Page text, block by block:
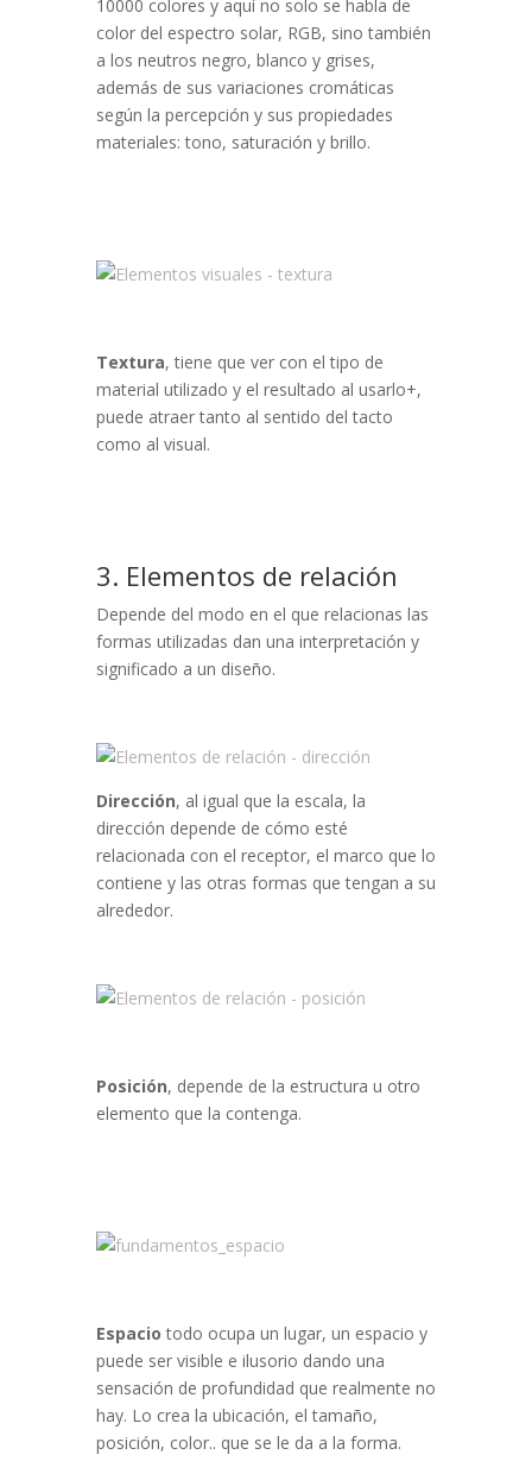
10000 colores y aquí no solo se habla de
color del espectro solar, RGB, sino también
a los neutros negro, blanco y grises,
además de sus variaciones cromáticas
según la percepción y sus propiedades
materiales: tono, saturación y brillo.
Textura, tiene que ver con el tipo de
material utilizado y el resultado al usarlo+,
puede atraer tanto al sentido del tacto
como al visual.
3. Elementos de relación
Depende del modo en el que relacionas las
formas utilizadas dan una interpretación y
significado a un diseño.
Dirección, al igual que la escala, la
dirección depende de cómo esté
relacionada con el receptor, el marco que lo
contiene y las otras formas que tengan a su
alrededor.
Posición, depende de la estructura u otro
elemento que la contenga.
Espacio todo ocupa un lugar, un espacio y
puede ser visible e ilusorio dando una
sensación de profundidad que realmente no
hay. Lo crea la ubicación, el tamaño,
posición, color.. que se le da a la forma.